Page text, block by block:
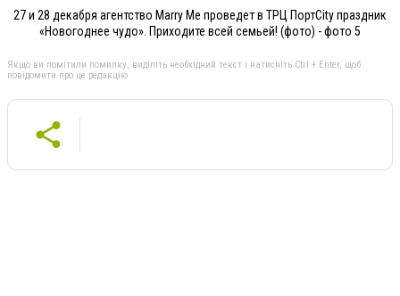
27 и 28 декабря агентство Marry Me проведет в ТРЦ ПортCity праздник
«Новогоднее чудо». Приходите всей семьей! (фото) - фото 5
Якщо ви помітили помилку, виділіть необхідний текст і натисніть Ctrl + Enter, щоб
повідомити про це редакцію